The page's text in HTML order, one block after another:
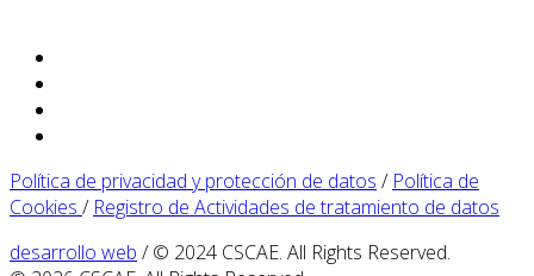
Política de privacidad y protección de datos / Política de
Cookies / Registro de Actividades de tratamiento de datos
desarrollo web / © 2024 CSCAE. All Rights Reserved.